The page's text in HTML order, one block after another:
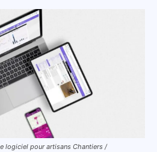
logiciel pour artisans Chantiers /